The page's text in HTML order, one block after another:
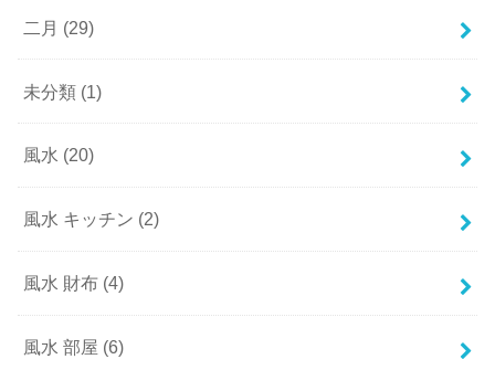
二月 (29)
未分類 (1)
風水 (20)
風水 キッチン (2)
風水 財布 (4)
風水 部屋 (6)